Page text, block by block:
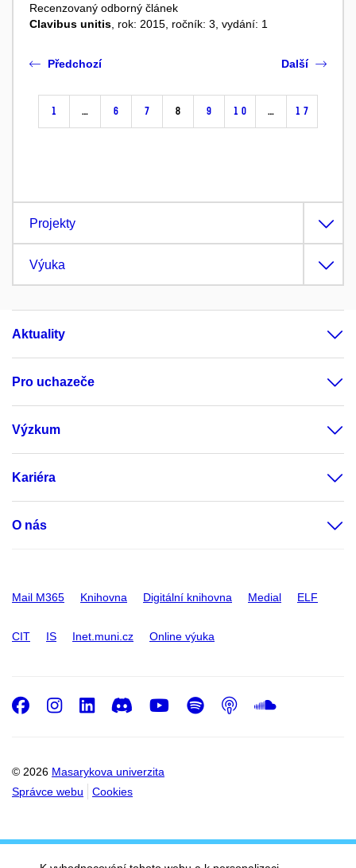
Recenzovaný odborný článek
Clavibus unitis , rok: 2015, ročník: 3, vydání: 1
Předchozí
1 … 6 7 8 9 10 … 17
Další
Projekty
Výuka
Aktuality
Pro uchazeče
Výzkum
Kariéra
O nás
Mail M365 Knihovna Digitální knihovna Medial ELF
CIT IS Inet.muni.cz Online výuka
© 2026 Masarykova univerzita
Správce webu
Cookies
Facebook
Instagram
LinkedIn
DiscordYoutube
Spotify
Podcast